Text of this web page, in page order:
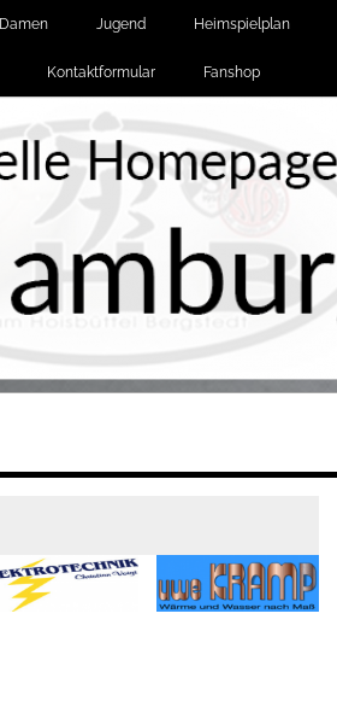
Damen Jugend Heimspielplan
Kontaktformular Fanshop